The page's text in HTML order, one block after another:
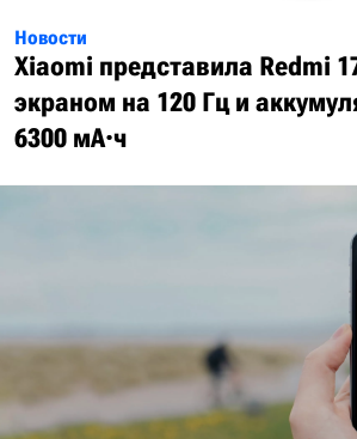
Новости
Xiaomi представила Redmi
экраном на 120 Гц и
6300 мА·ч